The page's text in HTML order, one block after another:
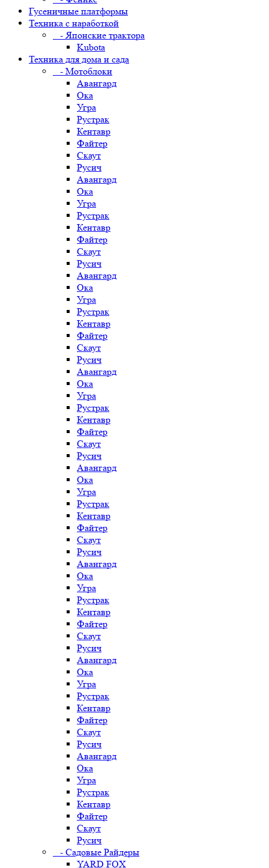
Гусеничные платформы
Техника с наработкой
- Японские трактора
Kubota
Техника для дома и сада
- Мотоблоки
Авангард
Ока
Угра
Рустрак
Кентавр
Файтер
Скаут
Русич
Авангард
Ока
Угра
Рустрак
Кентавр
Файтер
Скаут
Русич
Авангард
Ока
Угра
Рустрак
Кентавр
Файтер
Скаут
Русич
Авангард
Ока
Угра
Рустрак
Кентавр
Файтер
Скаут
Русич
Авангард
Ока
Угра
Рустрак
Кентавр
Файтер
Скаут
Русич
Авангард
Ока
Угра
Рустрак
Кентавр
Файтер
Скаут
Русич
Авангард
Ока
Угра
Рустрак
Кентавр
Файтер
Скаут
Русич
Авангард
Ока
Угра
Рустрак
Кентавр
Файтер
Скаут
Русич
- Садовые Райдеры
YARD FOX